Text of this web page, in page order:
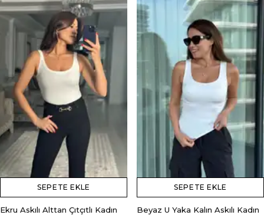
SEPETE EKLE
Ekru Askılı Alttan Çıtçıtlı Kadın
SEPETE EKLE
Beyaz U Yaka Kalın Askılı Kadın